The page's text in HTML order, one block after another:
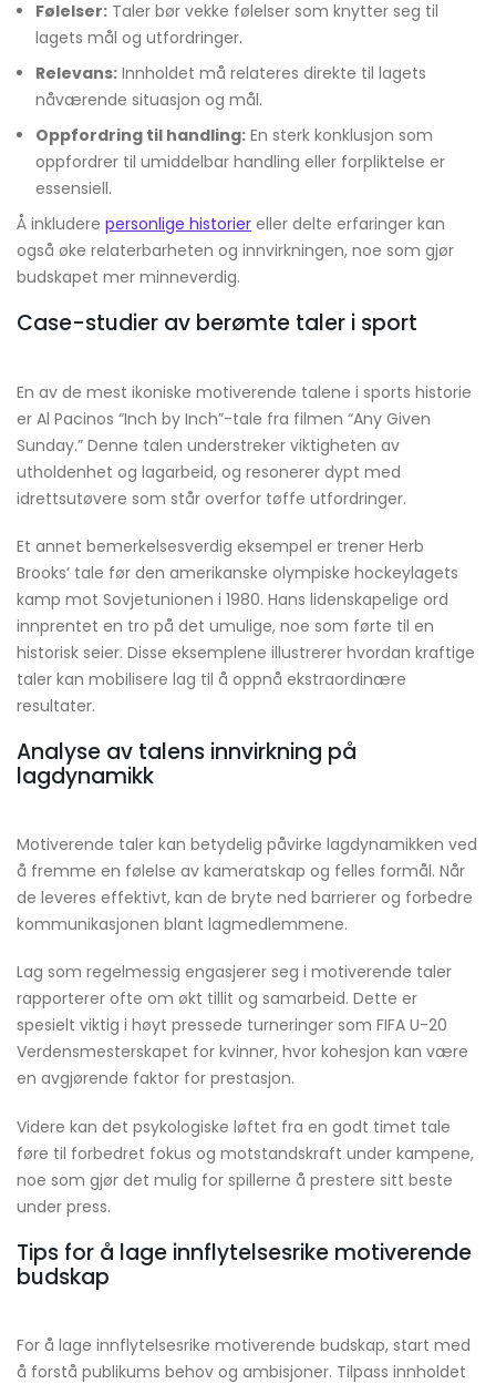
Følelser: Taler bør vekke følelser som knytter seg til
lagets mål og utfordringer.
Relevans: Innholdet må relateres direkte til lagets
nåværende situasjon og mål.
Oppfordring til handling: En sterk konklusjon som
oppfordrer til umiddelbar handling eller forpliktelse er
essensiell.
Å inkludere personlige historier eller delte erfaringer kan
også øke relaterbarheten og innvirkningen, noe som gjør
budskapet mer minneverdig.
Case-studier av berømte taler i sport
En av de mest ikoniske motiverende talene i sports historie
er Al Pacinos “Inch by Inch”-tale fra filmen “Any Given
Sunday.” Denne talen understreker viktigheten av
utholdenhet og lagarbeid, og resonerer dypt med
idrettsutøvere som står overfor tøffe utfordringer.
Et annet bemerkelsesverdig eksempel er trener Herb
Brooks’ tale før den amerikanske olympiske hockeylagets
kamp mot Sovjetunionen i 1980. Hans lidenskapelige ord
innprentet en tro på det umulige, noe som førte til en
historisk seier. Disse eksemplene illustrerer hvordan kraftige
taler kan mobilisere lag til å oppnå ekstraordinære
resultater.
Analyse av talens innvirkning på
lagdynamikk
Motiverende taler kan betydelig påvirke lagdynamikken ved
å fremme en følelse av kameratskap og felles formål. Når
de leveres effektivt, kan de bryte ned barrierer og forbedre
kommunikasjonen blant lagmedlemmene.
Lag som regelmessig engasjerer seg i motiverende taler
rapporterer ofte om økt tillit og samarbeid. Dette er
spesielt viktig i høyt pressede turneringer som FIFA U-20
Verdensmesterskapet for kvinner, hvor kohesjon kan være
en avgjørende faktor for prestasjon.
Videre kan det psykologiske løftet fra en godt timet tale
føre til forbedret fokus og motstandskraft under kampene,
noe som gjør det mulig for spillerne å prestere sitt beste
under press.
Tips for å lage innflytelsesrike motiverende
budskap
For å lage innflytelsesrike motiverende budskap, start med
å forstå publikums behov og ambisjoner. Tilpass innholdet